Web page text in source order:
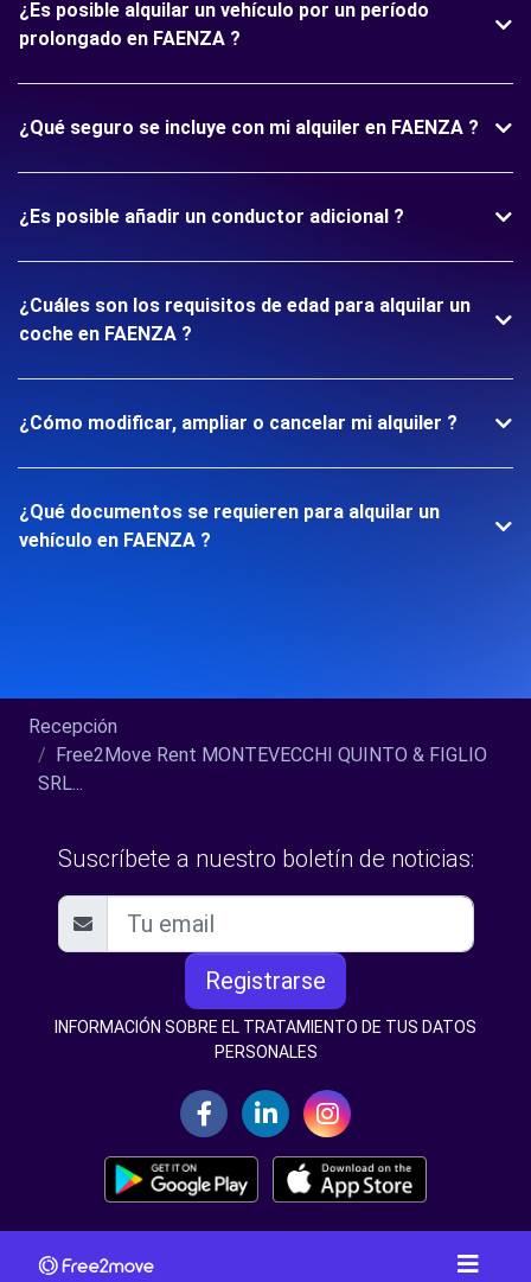
¿Es posible alquilar un vehículo por un período
prolongado en FAENZA ?
¿Qué seguro se incluye con mi alquiler en FAENZA ?
¿Es posible añadir un conductor adicional ?
¿Cuáles son los requisitos de edad para alquilar un
coche en FAENZA ?
¿Cómo modificar, ampliar o cancelar mi alquiler ?
¿Qué documentos se requieren para alquilar un
vehículo en FAENZA ?
Recepción
Free2Move Rent MONTEVECCHI QUINTO & FIGLIO
SRL...
Suscríbete a nuestro boletín de noticias:
Registrarse
INFORMACIÓN SOBRE EL TRATAMIENTO DE TUS DATOS
PERSONALES